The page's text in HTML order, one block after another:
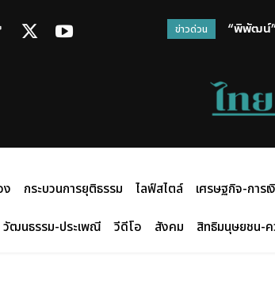
ข่าวด่วน “พิพัฒน์
ง กระบวนการยุติธรรม ไลฟ์สไตล์ เศรษฐกิจ-การเ
วัฒนธรรม-ประเพณี วีดีโอ สังคม สิทธิมนุษยชน-ค